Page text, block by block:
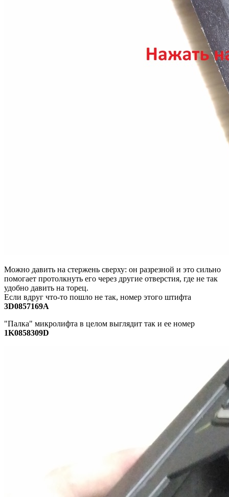
Можно давить на стержень сверху: он разрезной и это сильно
помогает протолкнуть его через другие отверстия, где не так
удобно давить на торец.
Если вдруг что-то пошло не так, номер этого штифта
3D0857169A
"Палка" микролифта в целом выглядит так и ее номер
1K0858309D